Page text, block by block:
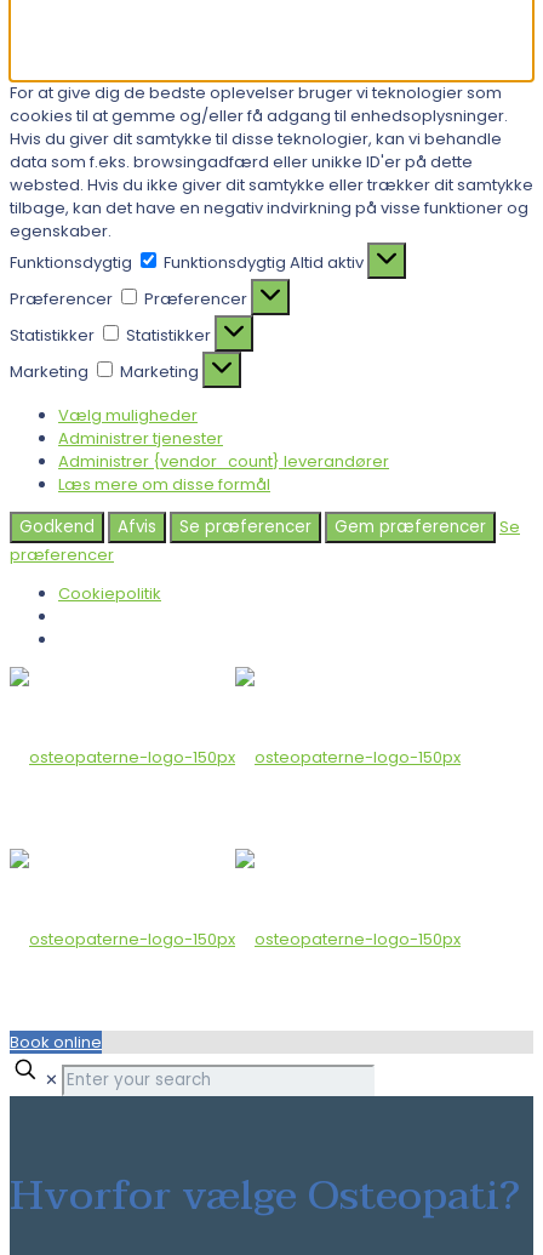
For at give dig de bedste oplevelser bruger vi teknologier som
cookies til at gemme og/eller få adgang til enhedsoplysninger.
Hvis du giver dit samtykke til disse teknologier, kan vi behandle
data som f.eks. browsingadfærd eller unikke ID'er på dette
websted. Hvis du ikke giver dit samtykke eller trækker dit samtykke
tilbage, kan det have en negativ indvirkning på visse funktioner og
egenskaber.
Funktionsdygtig
Funktionsdygtig Altid aktiv
Præferencer
Præferencer
Statistikker
Statistikker
Marketing
Marketing
Vælg muligheder
Administrer tjenester
Administrer {vendor_count} leverandører
Læs mere om disse formål
Godkend
Afvis Se præferencer Gem præferencer Se
præferencer
Cookiepolitik
Book online
✕
Hvorfor vælge Osteopati?